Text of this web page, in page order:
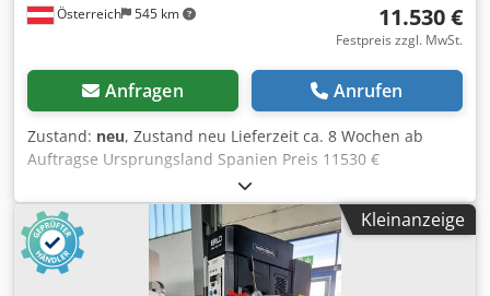
Österreich 545 km 11.530 €
Festpreis zzgl. MwSt.
Anfragen Anrufen
Zustand: neu, Zustand neu Lieferzeit ca. 8 Wochen ab
Auftragse Ursprungsland Spanien Preis 11530 €
Leasingrate 221.38 € Bohrleistung in Baustahl 40 mm
Aufnahme MK 4 Dodswiqzwjpfx Al Reck Ausladung 300
mm Drehzahlen 75 - 150 - 235 - 325 - 47 U/min Motor 1.3
kW Gewindeschneidleistung Stahl: M 30; Guss: M 32 Länge
600 mm Breite 640 mm Höhe 2020 mm Gewicht 305 kg
Kleinanzeige